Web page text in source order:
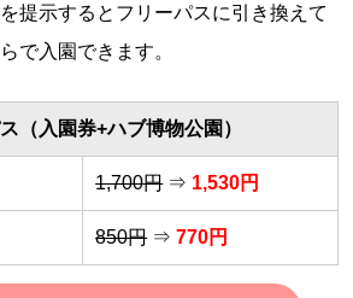
提示するとフリーパスに引き換えて
で入園できます。
（入園券+ハブ博物公園）
1,700円⇒ 1,530円
850円⇒770円